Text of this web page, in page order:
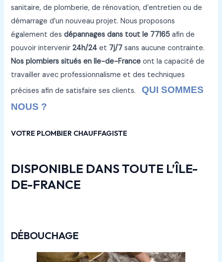
sanitaire, de plomberie, de rénovation, d’entretien ou de
démarrage d’un nouveau projet. Nous proposons
également desdépannages dans tout le 77165 afin de
pouvoir intervenir24h/24 et 7j/7 sans aucune contrainte.
Nos plombiers situés en Ile-de-Franceont la capacité de
travailler avec professionnalisme et des techniques
précises afin de satisfaire ses clients.QUI SOMMES
NOUS ?
VOTRE PLOMBIER CHAUFFAGISTE
DISPONIBLE DANS TOUTE L’ÎLE-
DE-FRANCE
DÉBOUCHAGE